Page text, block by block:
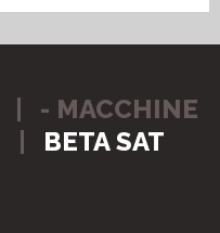
- MACCHINE
BETA SAT